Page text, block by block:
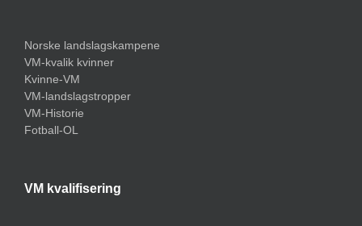
Norske landslagskampene
VM-kvalik kvinner
Kvinne-VM
VM-landslagstropper
VM-Historie
Fotball-OL
VM kvalifisering